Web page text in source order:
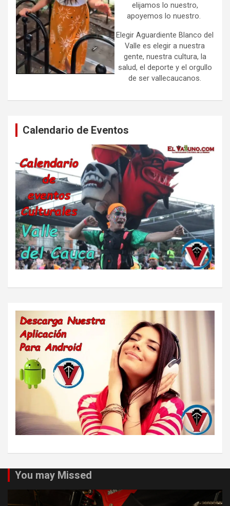
elijamos lo nuestro,
apoyemos lo nuestro.
Elegir Aguardiente Blanco del
Valle es elegir a nuestra
gente, nuestra cultura, la
salud, el deporte y el orgullo
de ser vallecaucanos.
Calendario de Eventos
You may Missed